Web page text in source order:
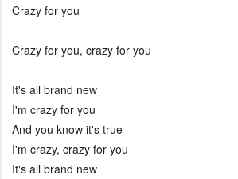
Crazy for you
Crazy for you, crazy for you
It's all brand new
I'm crazy for you
And you know it's true
I'm crazy, crazy for you
It's all brand new